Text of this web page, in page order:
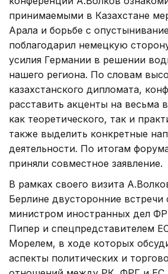
принимаемыми в Казахстане
Арала и борьбе с
поблагодарил немецкую
усилия Германии в решении
нашего региона. По словам
казахстанского дипломата,
расставить акценты на весьма
как теоретического, так и
также выделить конкретные
деятельности. По итогам
приняли совместное заявление.
В рамках своего визита
Берлине двусторонние встречи
министром иностранных дел
Пипер и спецпредставителем
Морелем, в ходе которых
аспекты политических и